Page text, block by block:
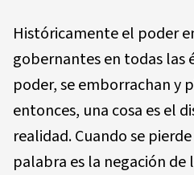
Históricamente el poder
gobernantes en todas las
poder, se emborrachan y
entonces, una cosa es el
realidad. Cuando se
palabra es la negación de